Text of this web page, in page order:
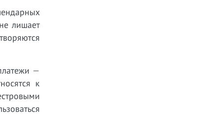
лишает
—
к